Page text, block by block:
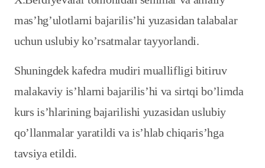
mas’hg’ulotlarni bajarilis’hi yuzasidan talabalar
uchun uslubiy ko’rsatmalar tayyorlandi.
Shuningdek kafedra mudiri muallifligi bitiruv
malakaviy is’hlarni bajarilis’hi va sirtqi bo’limda
kurs is’hlarining bajarilishi yuzasidan uslubiy
qo’llanmalar yaratildi va is’hlab chiqaris’hga
tavsiya etildi.